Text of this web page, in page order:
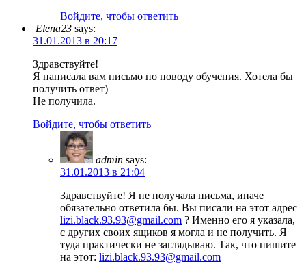
Войдите, чтобы ответить
Elena23 says:
31.01.2013 в 20:17
Здравствуйте!
Я написала вам письмо по поводу обучения. Хотела бы
получить ответ)
Не получила.
Войдите, чтобы ответить
admin says:
31.01.2013 в 21:04
Здравствуйте! Я не получала письма, иначе
обязательно ответила бы. Вы писали на этот адрес
lizi.black.93.93@gmail.com ? Именно его я указала,
с других своих ящиков я могла и не получить. Я
туда практически не заглядываю. Так, что пишите
на этот: lizi.black.93.93@gmail.com